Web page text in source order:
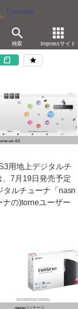
Translate
検索 Impressサイト
開
ver.4.0
用地上デジタルチ
、7月19日発売予定
ルチューナ「nasn
の)torneユーザー
nasneパッケージ